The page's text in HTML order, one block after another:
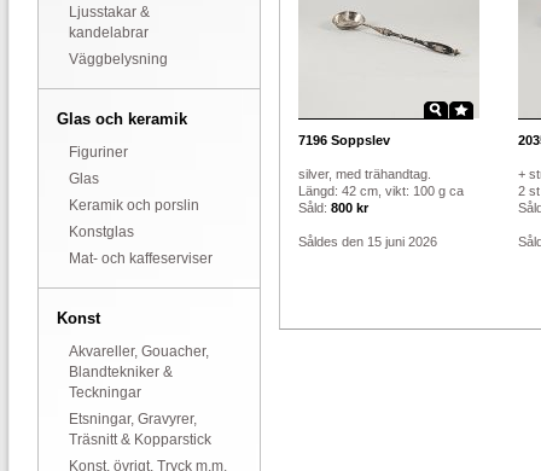
Ljusstakar &
kandelabrar
Väggbelysning
Glas och keramik
Figuriner
Glas
Keramik och porslin
Konstglas
Mat- och kaffeserviser
Konst
Akvareller, Gouacher,
Blandtekniker &
Teckningar
Etsningar, Gravyrer,
Träsnitt & Kopparstick
Konst, övrigt, Tryck m.m.
7196 Soppslev
silver, med trähandtag.
Längd: 42 cm, vikt: 100 g ca
Såld: 800 kr
Såldes den 15 juni 2026
+
2